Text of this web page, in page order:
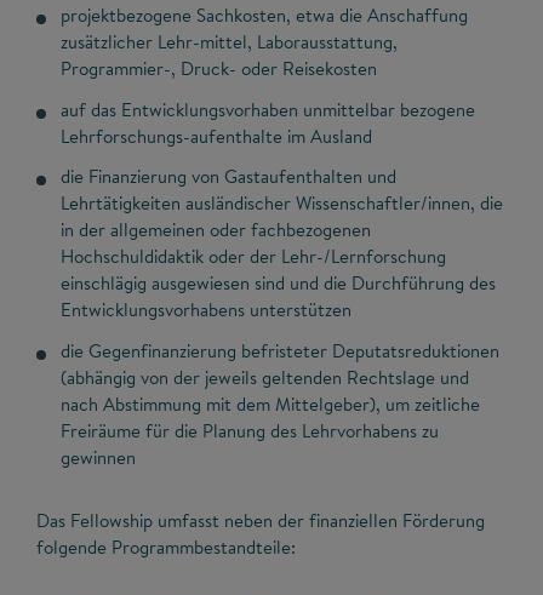
projektbezogene Sachkosten, etwa die Anschaffung
zusätzlicher Lehr-mittel, Laborausstattung,
Programmier-, Druck- oder Reisekosten
auf das Entwicklungsvorhaben unmittelbar bezogene
Lehrforschungs-aufenthalte im Ausland
die Finanzierung von Gastaufenthalten und
Lehrtätigkeiten ausländischer Wissenschaftler/innen, die
in der allgemeinen oder fachbezogenen
Hochschuldidaktik oder der Lehr-/Lernforschung
einschlägig ausgewiesen sind und die Durchführung des
Entwicklungsvorhabens unterstützen
die Gegenfinanzierung befristeter Deputatsreduktionen
(abhängig von der jeweils geltenden Rechtslage und
nach Abstimmung mit dem Mittelgeber), um zeitliche
Freiräume für die Planung des Lehrvorhabens zu
gewinnen
Das Fellowship umfasst neben der finanziellen Förderung
folgende Programmbestandteile: